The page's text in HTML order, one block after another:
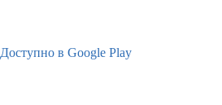
Доступно в Google Play